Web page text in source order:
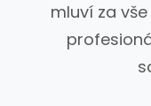
mluví za